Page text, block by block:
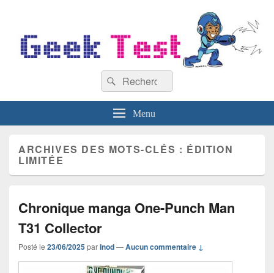
Recherche :
Rechercher
Menu
ARCHIVES DES MOTS-CLÉS : ÉDITION
LIMITÉE
Chronique manga One-Punch Man
T31 Collector
Posté le 23/06/2025parInod—Aucun commentaire ↓